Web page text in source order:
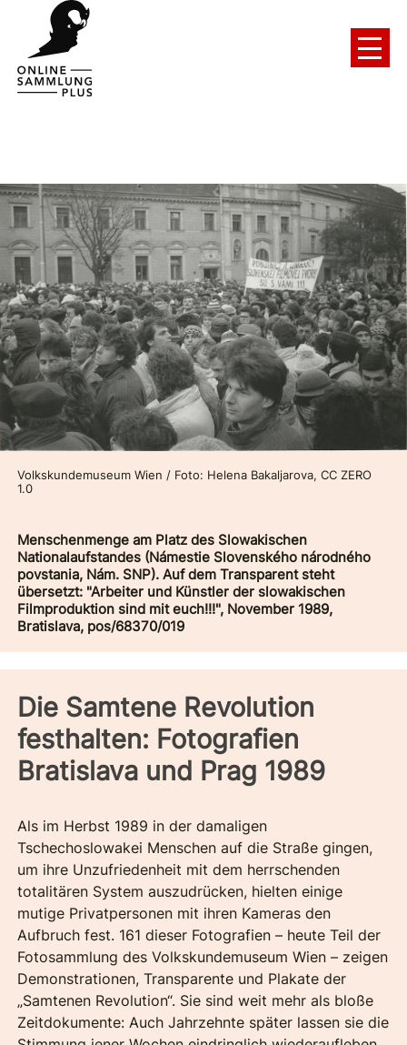
Die Samtene Revolution
festhalten: Fotografien
Bratislava und Prag 1989
Als im Herbst 1989 in der damaligen
Tschechoslowakei Menschen auf die Straße gingen,
um ihre Unzufriedenheit mit dem herrschenden
totalitären System auszudrücken, hielten einige
mutige Privatpersonen mit ihren Kameras den
Aufbruch fest. 161 dieser Fotografien – heute Teil der
Fotosammlung des Volkskundemuseum Wien – zeigen
Demonstrationen, Transparente und Plakate der
„Samtenen Revolution“. Sie sind weit mehr als bloße
Zeitdokumente: Auch Jahrzehnte später lassen sie die
Menschenmenge am Platz des Slowakischen
Nationalaufstandes (Námestie Slovenského národného
povstania, Nám. SNP). Auf dem Transparent steht
übersetzt: "Arbeiter und Künstler der slowakischen
Filmproduktion sind mit euch!!!", November 1989,
Bratislava, pos/68370/019
Volkskundemuseum Wien / Foto: Helena Bakaljarova, CC ZERO
1.0